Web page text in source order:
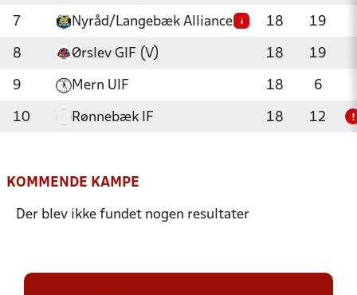
7 Nyråd/Langebæk Alliancen i 18 19
8 Ørslev GIF (V) 18 19
9 Mern UIF 18 6
10 Rønnebæk IF 18 12 !
KOMMENDE KAMPE
Der blev ikke fundet nogen resultater